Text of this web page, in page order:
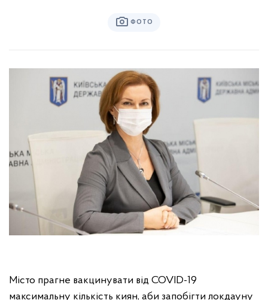
ФОТО
Місто прагне вакцинувати від COVID-19
максимальну кількість киян, аби запобігти локдауну